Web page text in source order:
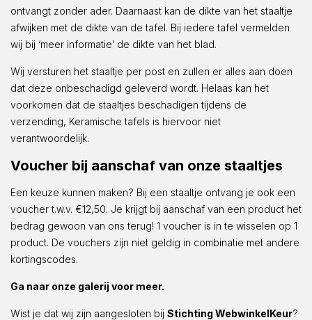
ontvangt zonder ader. Daarnaast kan de dikte van het staaltje
afwijken met de dikte van de tafel. Bij iedere tafel vermelden
wij bij ‘meer informatie’ de dikte van het blad.
Wij versturen het staaltje per post en zullen er alles aan doen
dat deze onbeschadigd geleverd wordt. Helaas kan het
voorkomen dat de staaltjes beschadigen tijdens de
verzending, Keramische tafels is hiervoor niet
verantwoordelijk.
Voucher bij aanschaf van onze staaltjes
Een keuze kunnen maken? Bij een staaltje ontvang je ook een
voucher t.w.v. €12,50. Je krijgt bij aanschaf van een product het
bedrag gewoon van ons terug! 1 voucher is in te wisselen op 1
product. De vouchers zijn niet geldig in combinatie met andere
kortingscodes.
Ga naar onze galerij voor meer.
Wist je dat wij zijn aangesloten bij Stichting WebwinkelKeur?